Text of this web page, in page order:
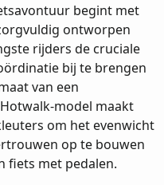
begint met
ontworpen
rijders de cruciale
bij te brengen
van een
model maakt
om het evenwicht
op te bouwen
fiets met pedalen.